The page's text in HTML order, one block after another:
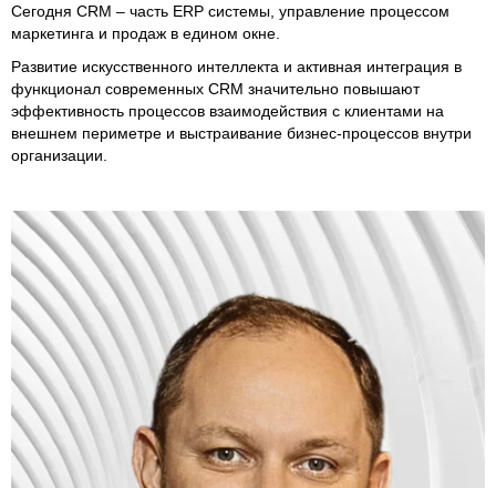
Сегодня CRM – часть ERP системы, управление процессом
маркетинга и продаж в едином окне.
Развитие искусственного интеллекта и активная интеграция в
функционал современных CRM значительно повышают
эффективность процессов взаимодействия с клиентами на
внешнем периметре и выстраивание бизнес-процессов внутри
организации.